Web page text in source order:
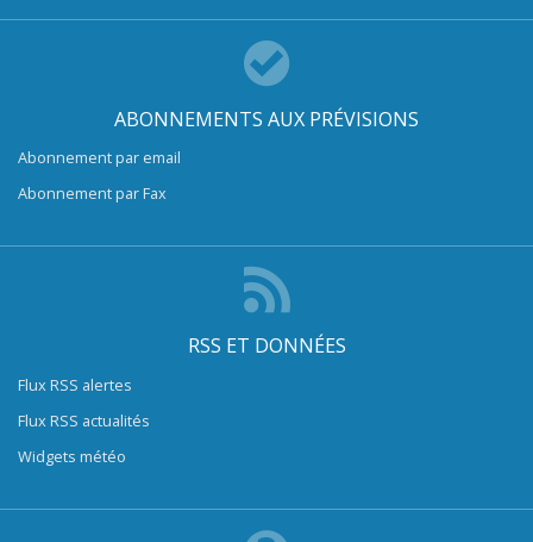
ABONNEMENTS AUX PRÉVISIONS
Abonnement par email
Abonnement par Fax
RSS ET DONNÉES
Flux RSS alertes
Flux RSS actualités
Widgets météo